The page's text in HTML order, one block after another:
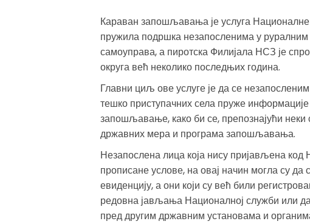
Караван запошљавања је услуга Националне
пружила подршка незапосленима у
самоуправа, а пиротска Филијала НСЗ је
округа већ неколико последњих година.
Главни циљ ове услуге је да се
тешко приступачних села пруже
запошљавање, како би се, препознајући неки
државних мера и програма запошљавања.
Незапослена лица која нису пријављена код
прописане услове, на овај начин могла су да
евиденцију, а они који су већ били
редовна јављања Националној служби или
пред другим државним установама и